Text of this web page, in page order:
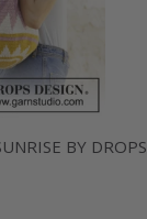
BY DROPS